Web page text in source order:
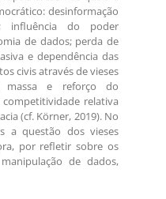
desinformação
influência do poder
de dados; perda de
e dependência das
civis através de vieses
massa e reforço do
relativa
(cf. Körner, 2019). No
a questão dos vieses
por refletir sobre os
de dados,